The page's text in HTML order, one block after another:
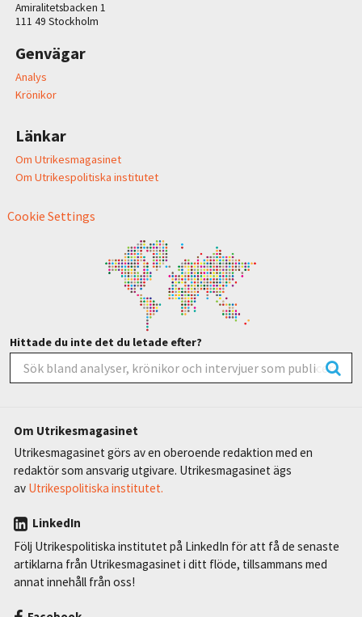
Amiralitetsbacken 1
111 49 Stockholm
Genvägar
Analys
Krönikor
Länkar
Om Utrikesmagasinet
Om Utrikespolitiska institutet
Cookie Settings
Hittade du inte det du letade efter?
Om Utrikesmagasinet
Utrikesmagasinet görs av en oberoende redaktion med en
redaktör som ansvarig utgivare. Utrikesmagasinet ägs
av Utrikespolitiska institutet.
LinkedIn
Följ Utrikespolitiska institutet på LinkedIn för att få de senaste
artiklarna från Utrikesmagasinet i ditt flöde, tillsammans med
annat innehåll från oss!